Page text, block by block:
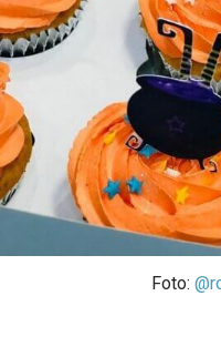
Foto: